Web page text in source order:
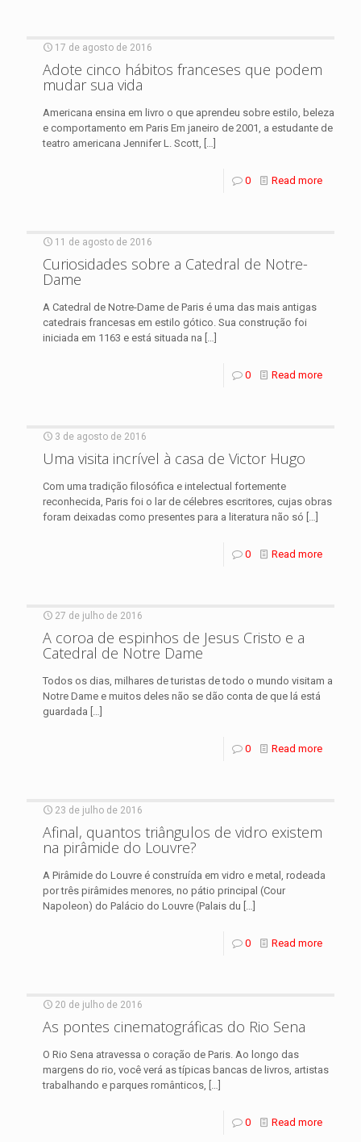
17 de agosto de 2016
Adote cinco hábitos franceses que podem
mudar sua vida
Americana ensina em livro o que aprendeu sobre estilo, beleza
e comportamento em Paris Em janeiro de 2001, a estudante de
teatro americana Jennifer L. Scott, […]
0 Read more
11 de agosto de 2016
Curiosidades sobre a Catedral de Notre-
Dame
A Catedral de Notre-Dame de Paris é uma das mais antigas
catedrais francesas em estilo gótico. Sua construção foi
iniciada em 1163 e está situada na […]
0 Read more
3 de agosto de 2016
Uma visita incrível à casa de Victor Hugo
Com uma tradição filosófica e intelectual fortemente
reconhecida, Paris foi o lar de célebres escritores, cujas obras
foram deixadas como presentes para a literatura não só […]
0 Read more
27 de julho de 2016
A coroa de espinhos de Jesus Cristo e a
Catedral de Notre Dame
Todos os dias, milhares de turistas de todo o mundo visitam a
Notre Dame e muitos deles não se dão conta de que lá está
guardada […]
0 Read more
23 de julho de 2016
Afinal, quantos triângulos de vidro existem
na pirâmide do Louvre?
A Pirâmide do Louvre é construída em vidro e metal, rodeada
por três pirâmides menores, no pátio principal (Cour
Napoleon) do Palácio do Louvre (Palais du […]
0 Read more
20 de julho de 2016
As pontes cinematográficas do Rio Sena
O Rio Sena atravessa o coração de Paris. Ao longo das
margens do rio, você verá as típicas bancas de livros, artistas
trabalhando e parques românticos, […]
0 Read more